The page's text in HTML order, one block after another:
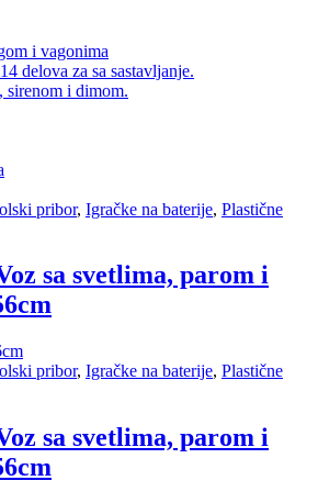
i vagonima
delova za sa sastavljanje.
sirenom i dimom.
pribor, Igračke na baterije, Plastične
sa svetlima, parom i
pribor, Igračke na baterije, Plastične
sa svetlima, parom i